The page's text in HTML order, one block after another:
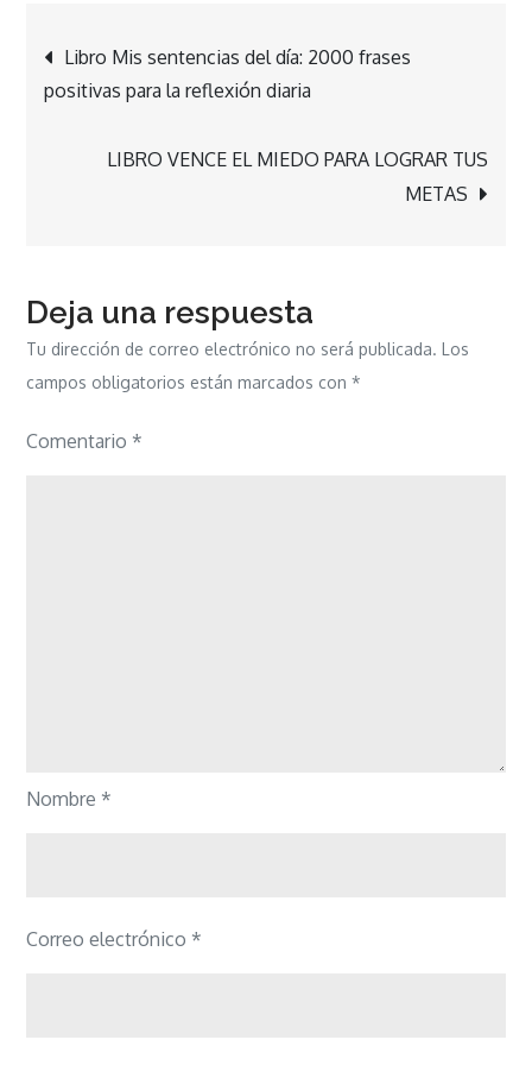
Navegación
de
entradas
Libro Mis sentencias del día: 2000 frases
positivas para la reflexión diaria
LIBRO VENCE EL MIEDO PARA LOGRAR TUS
METAS
Deja una respuesta
Tu dirección de correo electrónico no será publicada. Los
campos obligatorios están marcados con*
Comentario *
Nombre *
Correo electrónico *